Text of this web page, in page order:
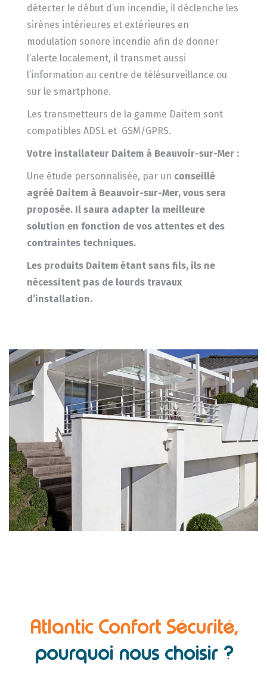
détecter le début d’un incendie, il déclenche les
sirènes intérieures et extérieures en
modulation sonore incendie afin de donner
l’alerte localement, il transmet aussi
l’information au centre de télésurveillance ou
sur le smartphone.
Les transmetteurs de la gamme Daitem sont
compatibles ADSL et GSM/GPRS.
Votre installateur Daitem à Beauvoir-sur-Mer :
Une étude personnalisée, par un conseillé
agréé Daitem à Beauvoir-sur-Mer, vous sera
proposée. Il saura adapter la meilleure
solution en fonction de vos attentes et des
contraintes techniques.
Les produits Daitemétant sans fils, ils ne
nécessitent pas de lourds travaux
d’installation.
Atlantic Confort Sécurité,
pourquoi nous choisir ?